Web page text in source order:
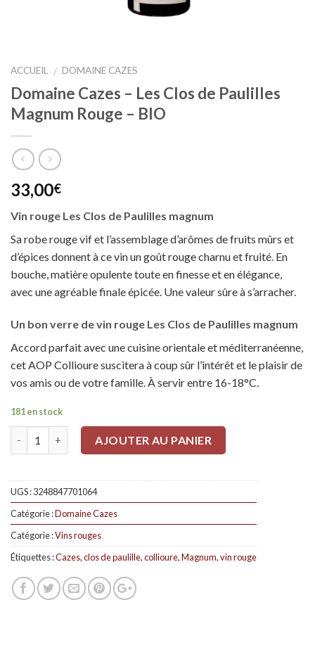
ACCUEIL / DOMAINE CAZES
Domaine Cazes – Les Clos de Paulilles
Magnum Rouge – BIO
33,00€
Vin rouge Les Clos de Paulilles magnum
Sa robe rouge vif et l’assemblage d’arômes de fruits mûrs et
d’épices donnent à ce vin un goût rouge charnu et fruité. En
bouche, matière opulente toute en finesse et en élégance,
avec une agréable finale épicée. Une valeur sûre à s’arracher.
Un bon verre de vin rouge Les Clos de Paulilles magnum
Accord parfait avec une cuisine orientale et méditerranéenne,
cet AOP Collioure suscitera à coup sûr l’intérêt et le plaisir de
vos amis ou de votre famille. À servir entre 16-18°C.
181 en stock
AJOUTER AU PANIER
UGS :3248847701064
Catégorie :Domaine Cazes
Catégorie :Vins rouges
Étiquettes :Cazes,clos de paulille,collioure,Magnum,vin rouge